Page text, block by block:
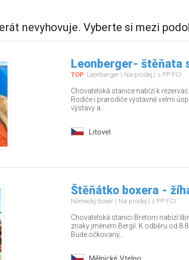
nevyhovuje. Vyberte si mezi
Leonberger- štěňata
TOP Leonberger Na prodej s PP FCI
Chovatelská stanice nabízí k
Rodiče i prarodiče výstavně velmi
výstavy a...
Litovel
Štěňátko boxera -
Německý boxer Na prodej s PP FCI
Chovatelská stanici Bretorri nabízí
znaky jménem Bergil. K odběru od
Bude očkovaný,...